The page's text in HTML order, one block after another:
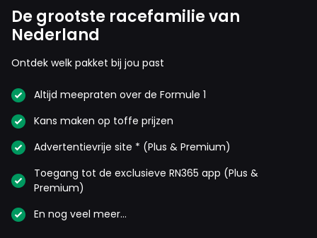
De grootste racefamilie van
Nederland
Ontdek welk pakket bij jou past
Altijd meepraten over de Formule 1
Kans maken op toffe prijzen
Advertentievrije site * (Plus & Premium)
Toegang tot de exclusieve RN365 app (Plus &
Premium)
En nog veel meer…